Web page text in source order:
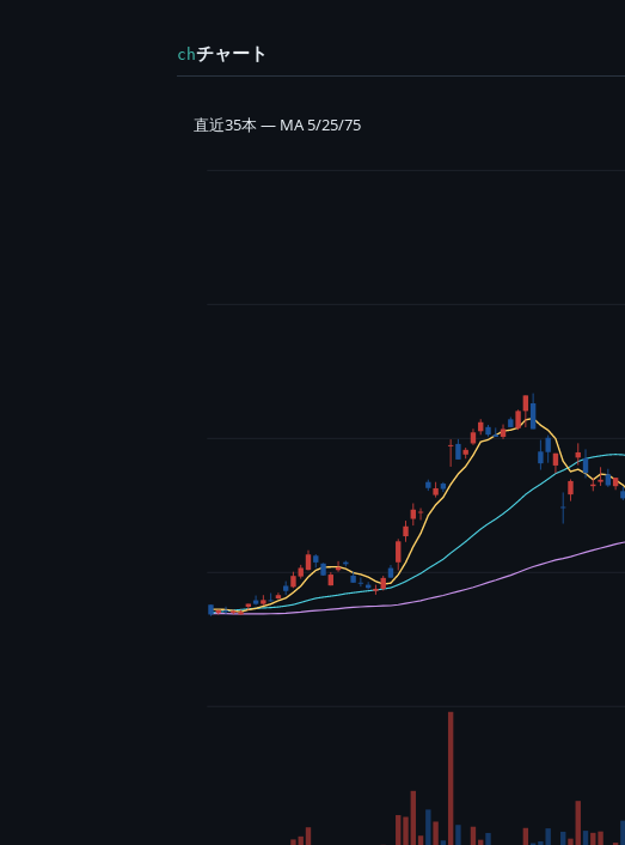
chチャート
直近35本 — MA 5/25/75